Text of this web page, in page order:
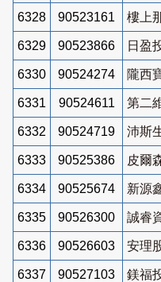
6328 90523161 樓上
6329 90523866 日盈
6330 90524274 隴西
6331 90524611 第二
6332 90524719 沛斯
6333 90525386 皮爾
6334 90525674 新源
6335 90526300 誠睿
6336 90526603 安理
6337 90527103 鎂福